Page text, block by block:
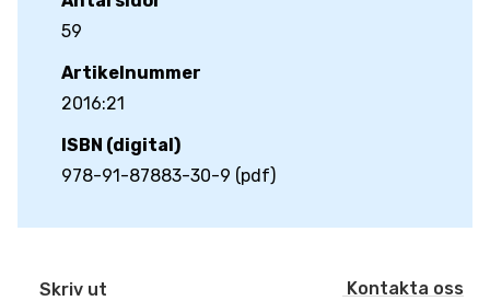
59
Artikelnummer
2016:21
ISBN (digital)
978-91-87883-30-9 (pdf)
Skriv ut Kontakta oss